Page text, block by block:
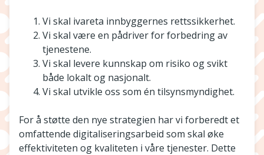
Vi skal ivareta innbyggernes rettssikkerhet.
Vi skal være en pådriver for forbedring av
tjenestene.
Vi skal levere kunnskap om risiko og svikt
både lokalt og nasjonalt.
Vi skal utvikle oss som én tilsynsmyndighet.
For å støtte den nye strategien har vi forberedt et
omfattende digitaliseringsarbeid som skal øke
effektiviteten og kvaliteten i våre tjenester. Dette